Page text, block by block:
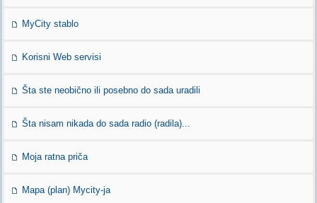
MyCity stablo
Korisni Web servisi
Šta ste neobično ili posebno do sada uradili
Šta nisam nikada do sada radio (radila)...
Moja ratna priča
Mapa (plan) Mycity-ja